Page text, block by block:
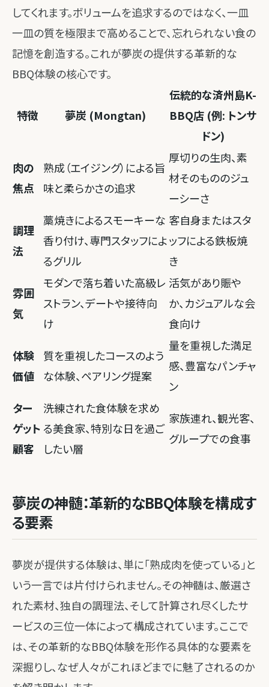
してくれます。ボリュームを追求するのではなく、一皿
一皿の質を極限まで高めることで、忘れられない食の
記憶を創造する。これが夢炭の提供する革新的な
BBQ体験の核心です。
特徴 夢炭 (Mongtan)
伝統的な済州島K-
BBQ店 (例: トンサ
ドン)
肉の
焦点
熟成（エイジング）による旨
味と柔らかさの追求
厚切りの生肉、素
材そのもののジュ
ーシーさ
調理
法
藁焼きによるスモーキーな
香り付け、専門スタッフによ
るグリル
客自身またはスタ
ッフによる鉄板焼
き
雰囲
気
モダンで落ち着いた高級レ
ストラン、デートや接待向
け
活気があり賑や
か、カジュアルな会
食向け
体験
価値
質を重視したコースのよう
な体験、ペアリング提案
量を重視した満足
感、豊富なパンチャ
ン
ター
ゲット
顧客
洗練された食体験を求め
る美食家、特別な日を過ご
したい層
家族連れ、観光客、
グループでの食事
夢炭の神髄：革新的なBBQ体験を構成す
る要素
夢炭が提供する体験は、単に「熟成肉を使っている」と
いう一言では片付けられません。その神髄は、厳選さ
れた素材、独自の調理法、そして計算され尽くしたサ
ービスの三位一体によって構成されています。ここで
は、その革新的なBBQ体験を形作る具体的な要素を
深掘りし、なぜ人々がこれほどまでに魅了されるのか